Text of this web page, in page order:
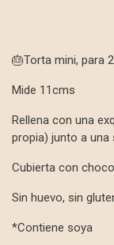
🎂Torta mini, para
Mide 11cms
Rellena con una
propia) junto a una
Cubierta con
Sin huevo, sin
*Contiene soya